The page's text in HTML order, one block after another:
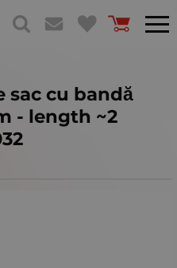
sac cu bandă
- length ~2